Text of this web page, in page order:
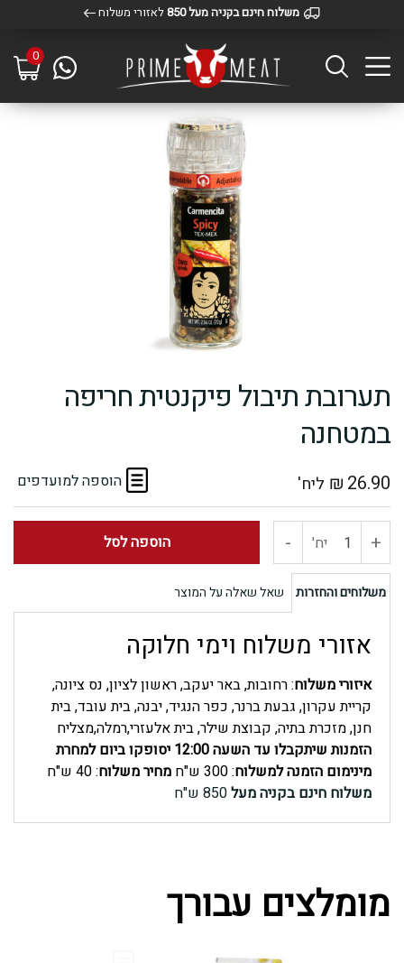
משלוח חינם בקניה מעל 850 לאזורי משלוח
0
תערובת תיבול פיקנטית חריפה
במטחנה
הוספה למועדפים ₪ 26.90 ליח'
+ כמות
פיקנטית
חריפה
במטחנה
יח' - הוספה לסל
משלוחים והחזרות שאל שאלה על המוצר
אזורי משלוח וימי חלוקה
איזורי משלוח: רחובות, באר יעקב, ראשון לציון, נס ציונה,
קריית עקרון, גבעת ברנר, כפר הנגיד, יבנה, בית עובד, בית
חנן, מזכרת בתיה, קבוצת שילר, בית אלעזרי,רמלה,מצליח
הזמנות שיתקבלו עד השעה 12:00 יסופקו ביום למחרת
מינימום הזמנה למשלוח: 300 ש"ח מחיר משלוח: 40 ש"ח
משלוח חינם בקניה מעל850 ש"ח
מומלצים עבורך